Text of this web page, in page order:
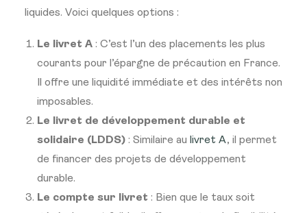
liquides. Voici quelques options :
Le livret A : C’est l’un des placements les plus
courants pour l’épargne de précaution en France.
Il offre une liquidité immédiate et des intérêts non
imposables.
Le livret de développement durable et
solidaire (LDDS) : Similaire au livret A, il permet
de financer des projets de développement
durable.
Le compte sur livret : Bien que le taux soit